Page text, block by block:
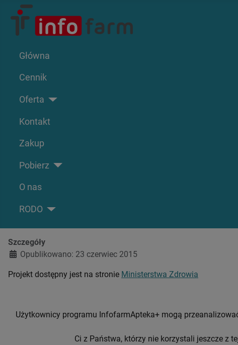
Główna
Cennik
Oferta
Kontakt
Zakup
Pobierz
O nas
RODO
Szczegóły
Opublikowano: 23 czerwiec 2015
Projekt dostępny jest na stronie Ministerstwa Zdrowia
Użytkownicy programu InfofarmApteka+ mogą
Ci z Państwa, którzy nie korzystali jeszcze z